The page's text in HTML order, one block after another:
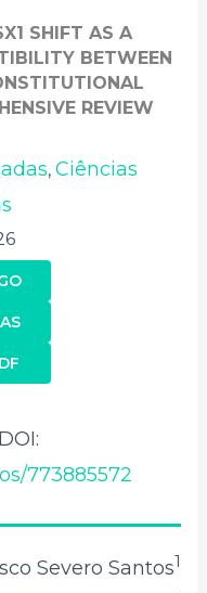
SHIFT AS A
BETWEEN
REVIEW
, Ciências
773885572
Severo Santos1